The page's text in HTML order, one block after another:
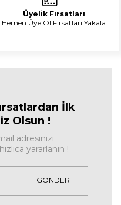
Üyelik Fırsatları
Hemen Üye Ol Fırsatları Yakala
tlardan İlk
Olsun !
adresinizi
yararlanın !
GÖNDER